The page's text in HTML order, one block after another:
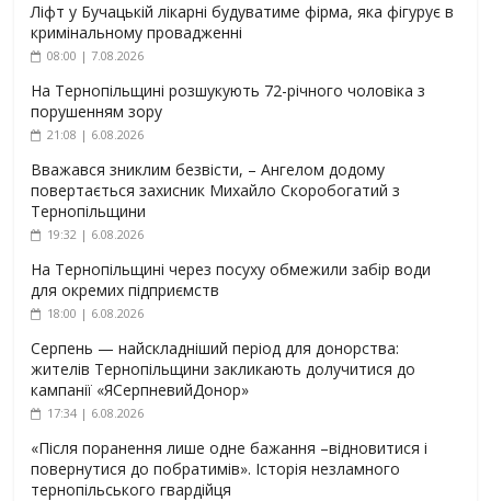
Ліфт у Бучацькій лікарні будуватиме фірма, яка фігурує в
кримінальному провадженні
08:00 | 7.08.2026
На Тернопільщині розшукують 72-річного чоловіка з
порушенням зору
21:08 | 6.08.2026
Вважався зниклим безвісти, – Ангелом додому
повертається захисник Михайло Скоробогатий з
Тернопільщини
19:32 | 6.08.2026
На Тернопільщині через посуху обмежили забір води
для окремих підприємств
18:00 | 6.08.2026
Серпень — найскладніший період для донорства:
жителів Тернопільщини закликають долучитися до
кампанії «ЯСерпневийДонор»
17:34 | 6.08.2026
«Після поранення лише одне бажання –відновитися і
повернутися до побратимів». Історія незламного
тернопільського гвардійця